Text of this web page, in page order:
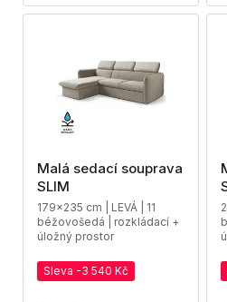
Malá sedací souprava
SLIM
179x235 cm | LEVÁ | 11
béžovošedá | rozkládací +
úložný prostor
Sleva -3 540 Kč